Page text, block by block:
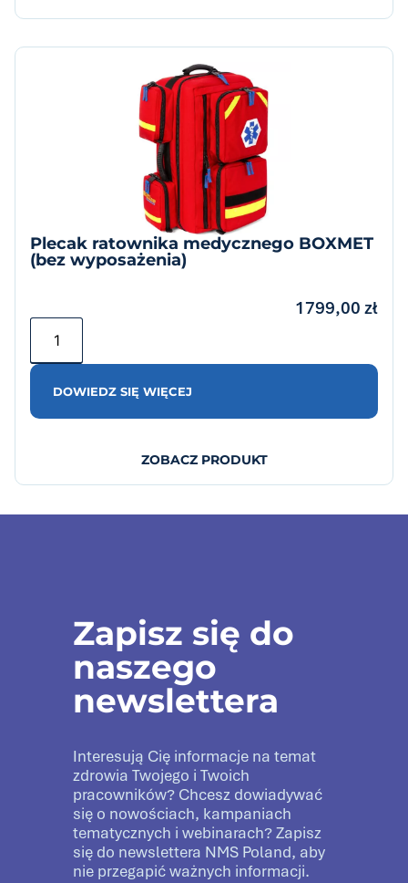
Plecak ratownika medycznego BOXMET
(bez wyposażenia)
1799,00 zł
DOWIEDZ SIĘ WIĘCEJ
ZOBACZ PRODUKT
Zapisz się do
naszego
newslettera
Interesują Cię informacje na temat
zdrowia Twojego i Twoich
pracowników? Chcesz dowiadywać
się o nowościach, kampaniach
tematycznych i webinarach? Zapisz
się do newslettera NMS Poland, aby
nie przegapić ważnych informacji.